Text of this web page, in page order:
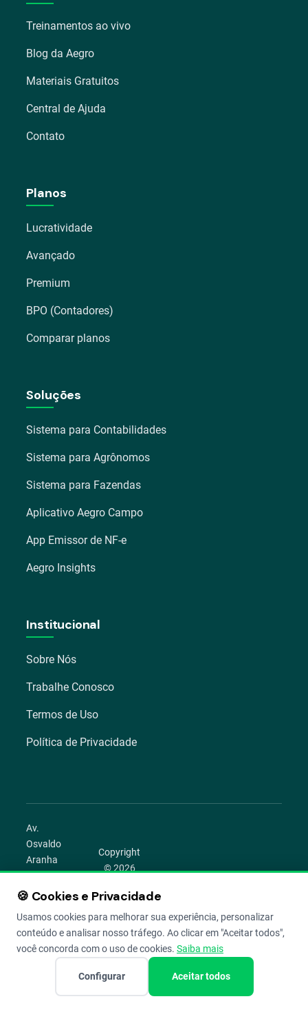
Treinamentos ao vivo
Blog da Aegro
Materiais Gratuitos
Central de Ajuda
Contato
Planos
Lucratividade
Avançado
Premium
BPO (Contadores)
Comparar planos
Soluções
Sistema para Contabilidades
Sistema para Agrônomos
Sistema para Fazendas
Aplicativo Aegro Campo
App Emissor de NF-e
Aegro Insights
Institucional
Sobre Nós
Trabalhe Conosco
Termos de Uso
Política de Privacidade
Av.
Osvaldo
Aranha
1022 –
Bom
Porto
Alegre –
RS
Copyright
© 2026
Todos os
direitos
reservados.
🍪 Cookies e Privacidade
Usamos cookies para melhorar sua experiência, personalizar
conteúdo e analisar nosso tráfego. Ao clicar em "Aceitar todos",
você concorda com o uso de cookies. Saiba mais
Configurar Aceitar todos